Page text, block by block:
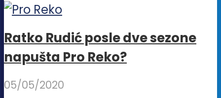
Ratko Rudić posle dve sezone
napušta Pro Reko?
05/05/2020